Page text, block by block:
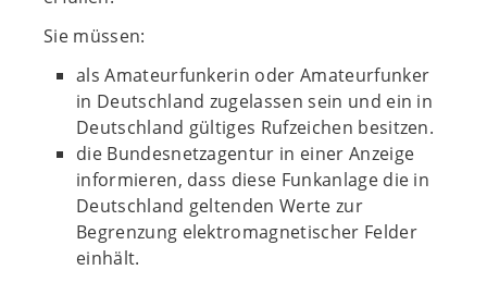
Sie müssen:
als Amateurfunkerin oder Amateurfunker
in Deutschland zugelassen sein und ein in
Deutschland gültiges Rufzeichen besitzen.
die Bundesnetzagentur in einer Anzeige
informieren, dass diese Funkanlage die in
Deutschland geltenden Werte zur
Begrenzung elektromagnetischer Felder
einhält.